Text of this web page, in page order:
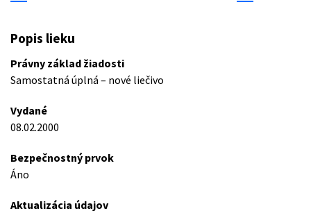
Popis lieku
Právny základ žiadosti
Samostatná úplná – nové liečivo
Vydané
08.02.2000
Bezpečnostný prvok
Áno
Aktualizácia údajov